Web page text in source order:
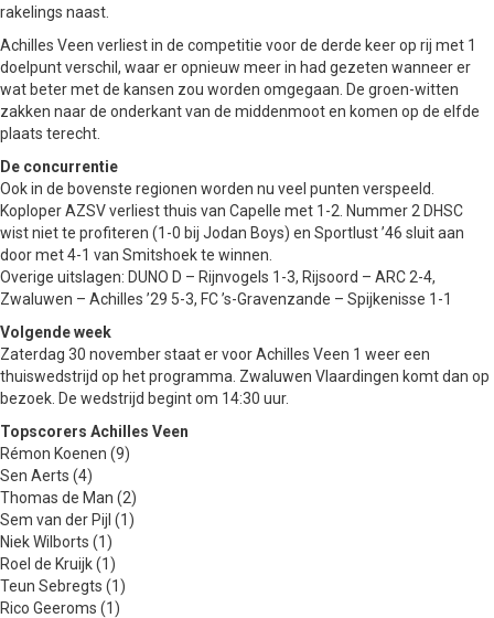
rakelings naast.
Achilles Veen verliest in de competitie voor de derde keer op rij met 1
doelpunt verschil, waar er opnieuw meer in had gezeten wanneer er
wat beter met de kansen zou worden omgegaan. De groen-witten
zakken naar de onderkant van de middenmoot en komen op de elfde
plaats terecht.
De concurrentie
Ook in de bovenste regionen worden nu veel punten verspeeld.
Koploper AZSV verliest thuis van Capelle met 1-2. Nummer 2 DHSC
wist niet te profiteren (1-0 bij Jodan Boys) en Sportlust ’46 sluit aan
door met 4-1 van Smitshoek te winnen.
Overige uitslagen: DUNO D – Rijnvogels 1-3, Rijsoord – ARC 2-4,
Zwaluwen – Achilles ’29 5-3, FC ’s-Gravenzande – Spijkenisse 1-1
Volgende week
Zaterdag 30 november staat er voor Achilles Veen 1 weer een
thuiswedstrijd op het programma. Zwaluwen Vlaardingen komt dan op
bezoek. De wedstrijd begint om 14:30 uur.
Topscorers Achilles Veen
Rémon Koenen (9)
Sen Aerts (4)
Thomas de Man (2)
Sem van der Pijl (1)
Niek Wilborts (1)
Roel de Kruijk (1)
Teun Sebregts (1)
Rico Geeroms (1)